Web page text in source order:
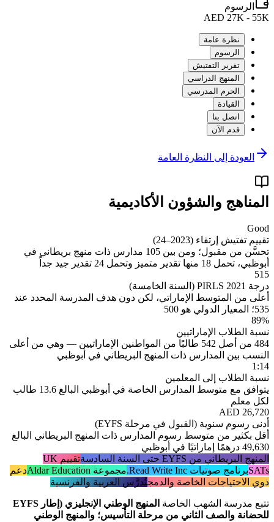
الرسوم
AED 27K - 55K
نظرة عامة
الرسوم
تقرير التفتيش
المنهج الدراسي
الحرم المدرسي
القيادة
اتصل بنا
قدم الآن
العودة إلى النظرة العامة
المناهج والشؤون الأكاديمية
Good
تقييم تفتيش إرتقاء (2023–24)
تحسَّن من مقبول؛ ومن بين 105 مدارس ذات منهج بريطاني في
أبوظبي، تحمل 18 منها تقدير متميز وتحمل 24 تقدير جيد جداً
515
درجة PIRLS 2021 (السنة الخامسة)
أعلى من المتوسط الإماراتي، لكن دون هدف المدرسة المحدد عند
535؛ المعيار الدولي هو 500
89%
نسبة الطلاب الإماراتيين
484 من أصل 542 طالبًا من المواطنين الإماراتيين — وهي من أعلى
النسب بين المدارس ذات المنهج البريطاني في أبوظبي
1:14
نسبة الطلاب إلى المعلمين
يتوافق مع متوسط المدارس الخاصة في أبوظبي البالغ 13.6 طالب
لكل معلم
AED 26,720
أدنى رسوم سنوية (القبول في مرحلة EYFS)
أقل بكثير من متوسط رسوم المدارس ذات المنهج البريطاني البالغ
49,630 درهمًا إماراتيًا في أبوظبي
المنهج البريطاني من EYFS حتى السنة السادسة
تقييم UK
SATsبرنامج صوتيات Read Write Inc. مجموعة Aldar Education
دعم
ذوي الاحتياجات الخاصة والدمجتُدرَّس العربية والفرنسية
تتبع مدرسة الشهب الخاصة
المنهج الوطني الإنجليزي (إطار EYFS
للحضانة والصف الثاني من مرحلة التأسيس؛ والمنهج الوطني